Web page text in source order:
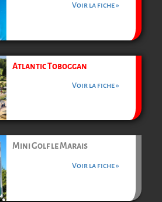
Voir la fiche »
Atlantic Toboggan
Voir la fiche »
Mini Golf le Marais
Voir la fiche »